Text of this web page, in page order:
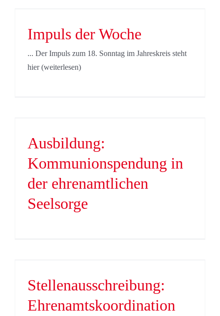
Impuls der Woche
... Der Impuls zum 18. Sonntag im Jahreskreis steht
hier (weiterlesen)
Ausbildung:
Kommunionspendung in
der ehrenamtlichen
Seelsorge
Stellenausschreibung:
Ehrenamtskoordination